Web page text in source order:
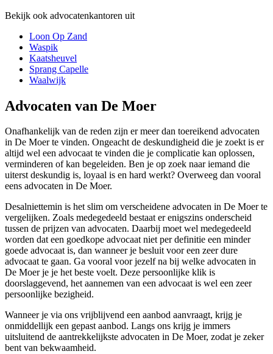
Bekijk ook advocatenkantoren uit
Loon Op Zand
Waspik
Kaatsheuvel
Sprang Capelle
Waalwijk
Advocaten van De Moer
Onafhankelijk van de reden zijn er meer dan toereikend advocaten
in De Moer te vinden. Ongeacht de deskundigheid die je zoekt is er
altijd wel een advocaat te vinden die je complicatie kan oplossen,
verminderen of kan begeleiden. Ben je op zoek naar iemand die
uiterst deskundig is, loyaal is en hard werkt? Overweeg dan vooral
eens advocaten in De Moer.
Desalniettemin is het slim om verscheidene advocaten in De Moer te
vergelijken. Zoals medegedeeld bestaat er enigszins onderscheid
tussen de prijzen van advocaten. Daarbij moet wel medegedeeld
worden dat een goedkope advocaat niet per definitie een minder
goede advocaat is, dan wanneer je besluit voor een zeer dure
advocaat te gaan. Ga vooral voor jezelf na bij welke advocaten in
De Moer je je het beste voelt. Deze persoonlijke klik is
doorslaggevend, het aannemen van een advocaat is wel een zeer
persoonlijke bezigheid.
Wanneer je via ons vrijblijvend een aanbod aanvraagt, krijg je
onmiddellijk een gepast aanbod. Langs ons krijg je immers
uitsluitend de aantrekkelijkste advocaten in De Moer, zodat je zeker
bent van bekwaamheid.